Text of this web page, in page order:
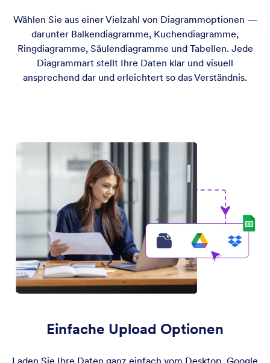
Wählen Sie aus einer Vielzahl von Diagrammoptionen —
darunter Balkendiagramme, Kuchendiagramme,
Ringdiagramme, Säulendiagramme und Tabellen. Jede
Diagrammart stellt Ihre Daten klar und visuell
ansprechend dar und erleichtert so das Verständnis.
Einfache Upload Optionen
Laden Sie Ihre Daten ganz einfach vom Desktop, Google